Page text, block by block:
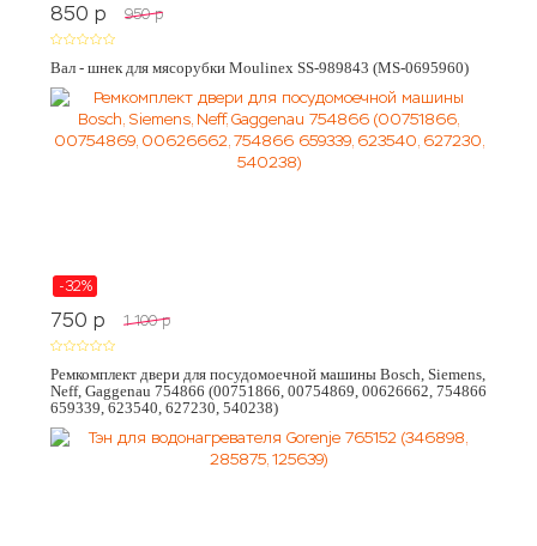
850 p 950 p
Вал - шнек для мясорубки Moulinex SS-989843 (MS-0695960)
-32%
750 p 1 100 p
Ремкомплект двери для посудомоечной машины Bosch, Siemens,
Neff, Gaggenau 754866 (00751866, 00754869, 00626662, 754866
659339, 623540, 627230, 540238)